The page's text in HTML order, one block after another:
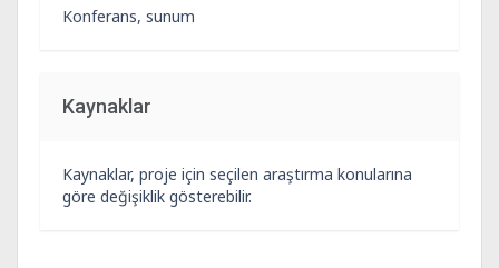
Konferans, sunum
Kaynaklar
Kaynaklar, proje için seçilen araştırma konularına
göre değişiklik gösterebilir.